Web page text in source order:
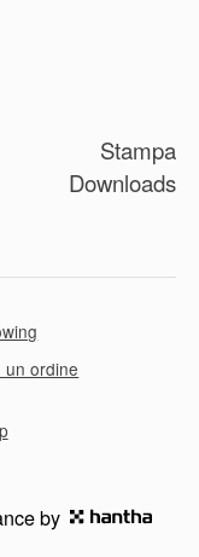
Stampa
Downloads
un ordine
by